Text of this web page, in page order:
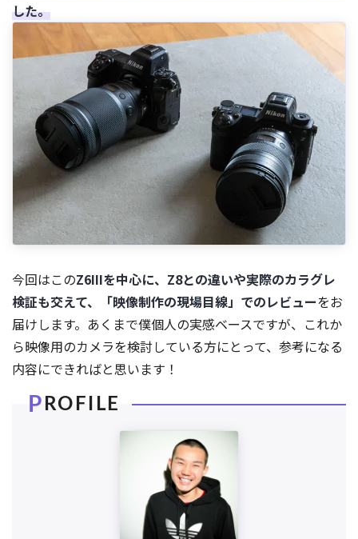
した。
今回はこのZ6IIIを中心に、Z8との違いや実際のカラグレ
検証も交えて、「映像制作の現場目線」でのレビューをお
届けします。あくまで僕個人の実感ベースですが、これか
ら映像用のカメラを検討している方にとって、参考になる
内容にできればと思います！